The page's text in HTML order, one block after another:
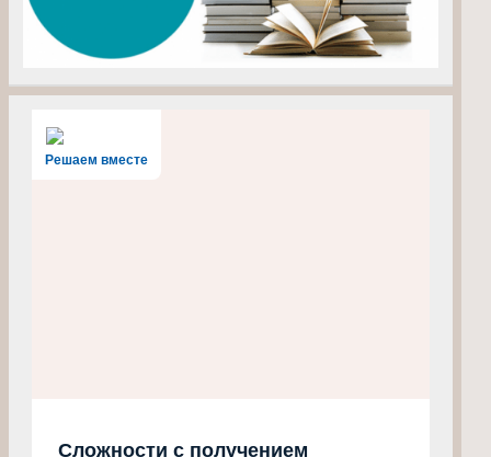
Решаем вместе
Сложности с получением